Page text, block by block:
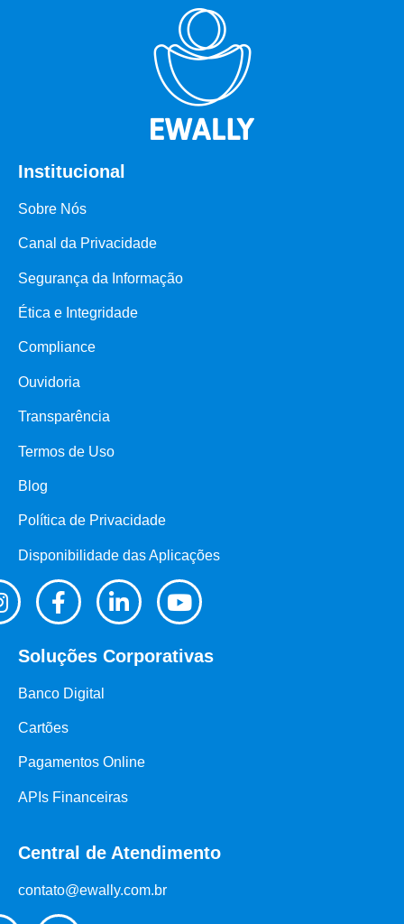
Institucional
Sobre Nós
Canal da Privacidade
Segurança da Informação
Ética e Integridade
Compliance
Ouvidoria
Transparência
Termos de Uso
Blog
Política de Privacidade
Disponibilidade das Aplicações
Soluções Corporativas
Banco Digital
Cartões
Pagamentos Online
APIs Financeiras
Central de Atendimento
contato@ewally.com.br